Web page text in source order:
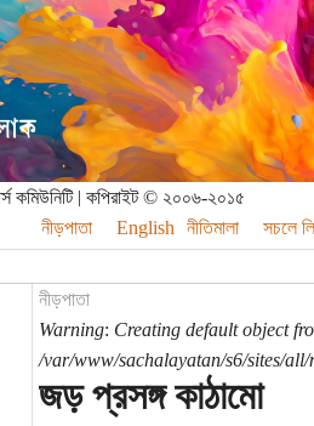
কমিউনিটি | কপিরাইট © ২০০৬-২০১৫
নীড়পাতা
English নীতিমালা সচলে
নীড়পাতা
Warning: Creating default object
/var/www/sachalayatan/s6/sites/
জড় প্রসঙ্গ কাঠামো